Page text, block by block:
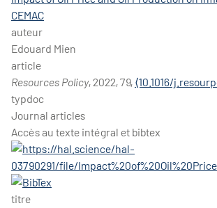
CEMAC
auteur
Edouard Mien
article
Resources Policy, 2022, 79, ⟨10.1016/
typdoc
Journal articles
Accès au texte intégral et bibtex
titre